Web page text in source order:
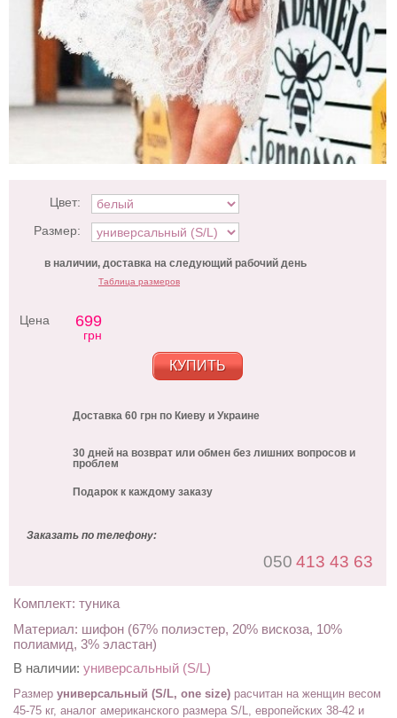
Цвет:
Размер:
в наличии, доставка на следующий рабочий день
Таблица размеров
Цена 699
грн
КУПИТЬ
Доставка 60 грн по Киеву и Украине
30 дней на возврат или обмен без лишних вопросов и
проблем
Подарок к каждому заказу
Заказать по телефону:
050 413 43 63
Комплект: туника
Материал: шифон (67% полиэстер, 20% вискоза, 10%
полиамид, 3% эластан)
В наличии: универсальный (S/L)
Размер универсальный (S/L, one size) расчитан на женщин весом
45-75 кг, аналог американского размера S/L, европейских 38-42 и